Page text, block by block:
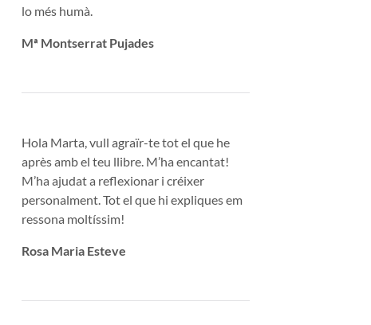
lo més humà.
Mª Montserrat Pujades
Hola Marta, vull agraïr-te tot el que he
après amb el teu llibre. M’ha encantat!
M’ha ajudat a reflexionar i créixer
personalment. Tot el que hi expliques em
ressona moltíssim!
Rosa Maria Esteve